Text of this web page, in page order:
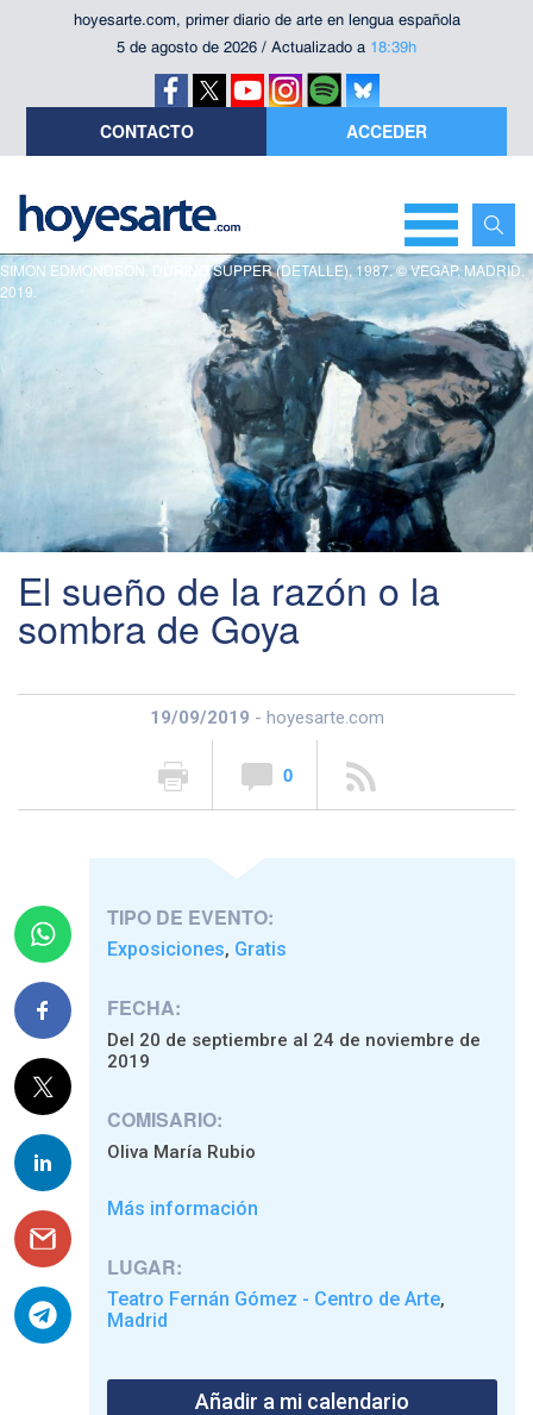
hoyesarte.com, primer diario de arte en lengua española
5 de agosto de 2026 / Actualizado a 18:39h
CONTACTO ACCEDER
SIMON EDMONDSON. DURING SUPPER (DETALLE), 1987. © VEGAP, MADRID,
2019.
El sueño de la razón o la
sombra de Goya
19/09/2019 - hoyesarte.com
0
TIPO DE EVENTO:
Exposiciones, Gratis
FECHA:
Del 20 de septiembre al 24 de noviembre de
2019
COMISARIO:
Oliva María Rubio
Más información
LUGAR:
Teatro Fernán Gómez - Centro de Arte,
Madrid
Añadir a mi calendario